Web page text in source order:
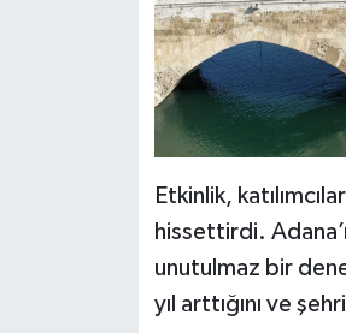
Etkinlik,
hissettirdi.
unutulmaz bir
yıl arttığını ve